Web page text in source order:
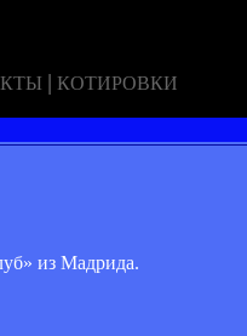
| КОТИРОВКИ
из Мадрида.